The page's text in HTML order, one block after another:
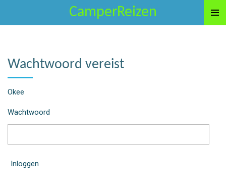
direct
hoofdinhoud
CamperReizen
Wachtwoord vereist
Okee
Wachtwoord
Inloggen